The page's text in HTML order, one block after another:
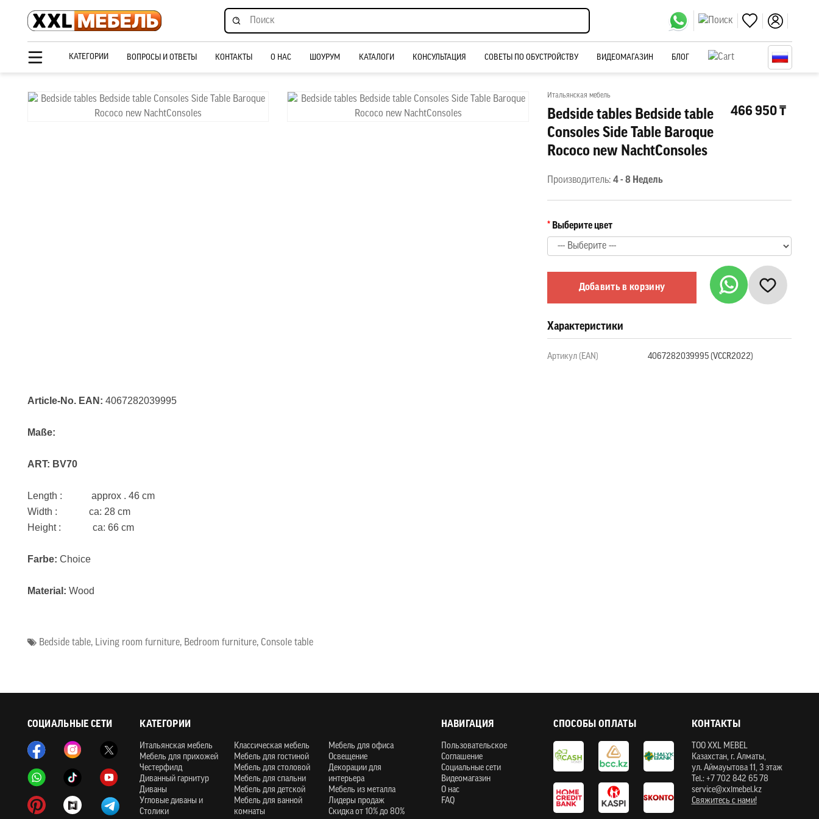
КАТЕГОРИИ ВОПРОСЫ И ОТВЕТЫ КОНТАКТЫ О НАС ШОУРУМ КАТАЛОГИ КОНСУЛЬТАЦИЯ СОВЕТЫ ПО ОБУСТРОЙСТВУ ВИДЕОМАГАЗИН БЛОГ
Итальянская мебель
Bedside tables Bedside table
Consoles Side Table Baroque
Rococo new NachtConsoles
466 950 ₸
Производитель: 4 - 8 Недель
Выберите цвет
Добавить в корзину
Характеристики
Артикул (EAN) 4067282039995 (VCCR2022)
Article-No. EAN: 4067282039995
Maße:
ART: BV70
Length : approx . 46 cm
Width : ca: 28 cm
Height : ca: 66 cm
Farbe: Choice
Material: Wood
Bedside table, Living room furniture, Bedroom furniture, Console table
СОЦИАЛЬНЫЕ СЕТИ КАТЕГОРИИ
Итальянская мебель
Мебель для прихожей
Честерфилд
Диванный гарнитур
Диваны
Угловые диваны и
Столики
Классическая мебель
Мебель для гостиной
Мебель для столовой
Мебель для спальни
Мебель для детской
Мебель для ванной
комнаты
Мебель для офиса
Освещение
Декорации для
интерьера
Мебель из металла
Лидеры продаж
Скидка от 10% до 80%
НАВИГАЦИЯ
Пользовательское
Соглашение
Социальные сети
Видеомагазин
О нас
FAQ
СПОСОБЫ ОПЛАТЫ КОНТАКТЫ
ТOO XXL MEBEL
Казахстан, г. Алматы,
ул. Аймауытова 11, 3 этаж
Tel.: +7 702 842 65 78
service@xxlmebel.kz
Свяжитесь с нами!